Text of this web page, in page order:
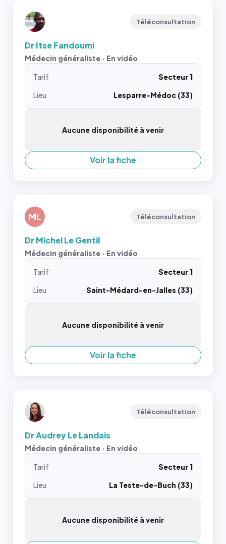
Téléconsultation
Dr Itse Fandoumi
Médecin généraliste · En vidéo
Tarif
Secteur 1
Lieu
Lesparre-Médoc (33)
Aucune disponibilité à venir
Voir la fiche
ML Téléconsultation
Dr Michel Le Gentil
Médecin généraliste · En vidéo
Tarif
Secteur 1
Lieu
Saint-Médard-en-Jalles (33)
Aucune disponibilité à venir
Voir la fiche
Téléconsultation
Dr Audrey Le Landais
Médecin généraliste · En vidéo
Tarif
Secteur 1
Lieu
La Teste-de-Buch (33)
Aucune disponibilité à venir